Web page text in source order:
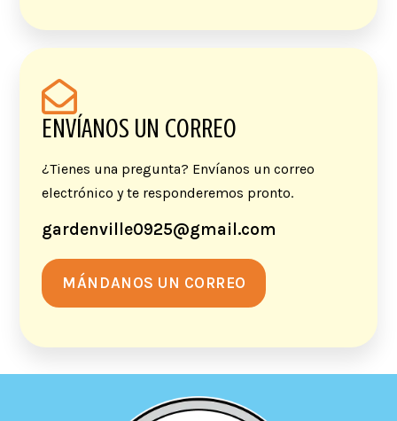
ENVÍANOS UN CORREO
¿Tienes una pregunta? Envíanos un correo
electrónico y te responderemos pronto.
gardenville0925@gmail.com
MÁNDANOS UN CORREO